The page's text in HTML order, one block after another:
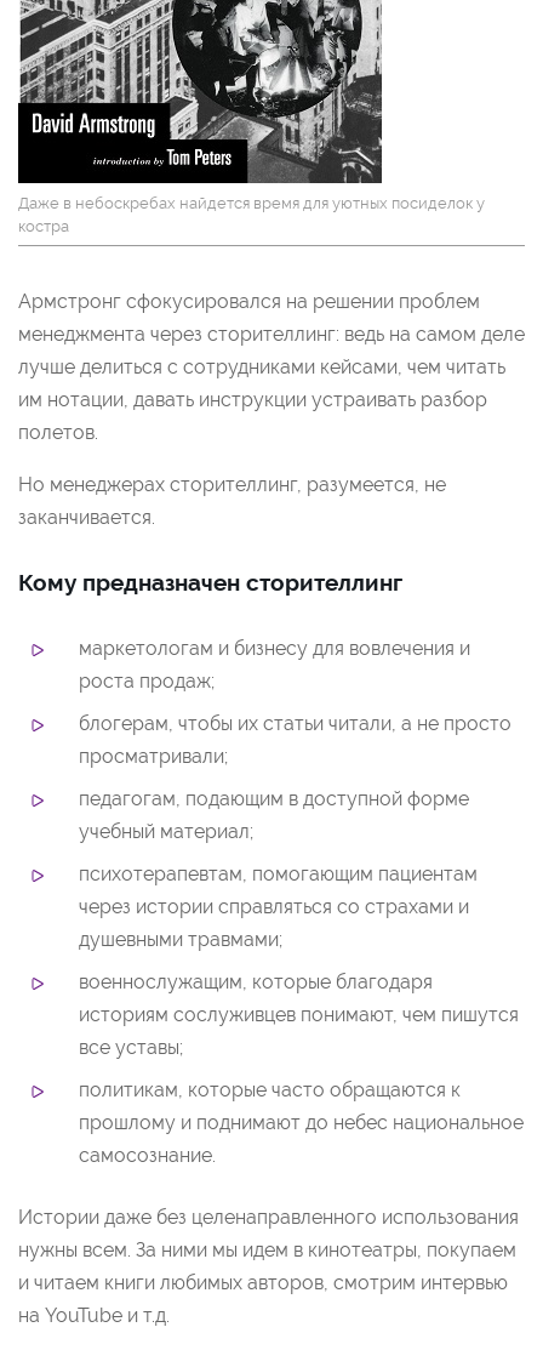
Даже в небоскребах найдется время для уютных посиделок у
костра
Армстронг сфокусировался на решении проблем
менеджмента через сторителлинг: ведь на самом деле
лучше делиться с сотрудниками кейсами, чем читать
им нотации, давать инструкции устраивать разбор
полетов.
Но менеджерах сторителлинг, разумеется, не
заканчивается.
Кому предназначен сторителлинг
маркетологам и бизнесу для вовлечения и
роста продаж;
блогерам, чтобы их статьи читали, а не просто
просматривали;
педагогам, подающим в доступной форме
учебный материал;
психотерапевтам, помогающим пациентам
через истории справляться со страхами и
душевными травмами;
военнослужащим, которые благодаря
историям сослуживцев понимают, чем пишутся
все уставы;
политикам, которые часто обращаются к
прошлому и поднимают до небес национальное
самосознание.
Истории даже без целенаправленного использования
нужны всем. За ними мы идем в кинотеатры, покупаем
и читаем книги любимых авторов, смотрим интервью
на YouTube и т.д.